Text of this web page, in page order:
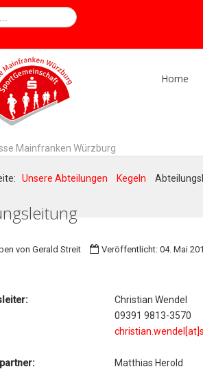
Mainfranken Würzburg
Home
Unsere Abteilungen Kegeln
vonGerald Streit Veröffentlicht: 04. Mai
Christian Wendel
09391 9813-3570
Matthias Herold